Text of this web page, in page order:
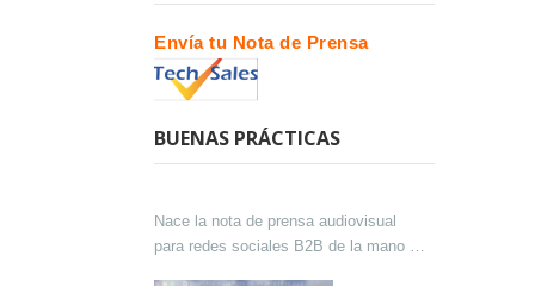
Envía tu Nota de Prensa
BUENAS PRÁCTICAS
Nace la nota de prensa audiovisual
para redes sociales B2B de la mano de